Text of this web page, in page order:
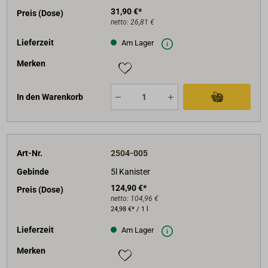
Für kleinere Ausbesserungen eignet sich das
OWATROL-Spray.
Preis (Dose)
31,90 €*
netto: 26,81 €
Lieferzeit Am Lager
Merken
In den Warenkorb
Art-Nr.
2504-005
Gebinde
5l Kanister
Preis (Dose)
124,90 €*
netto: 104,96 €
24,98 €* / 1 l
Lieferzeit Am Lager
Merken